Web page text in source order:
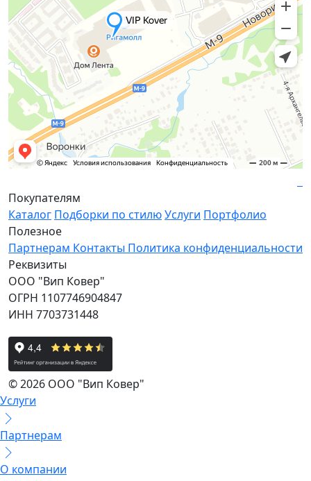
Покупателям
Каталог Подборки по стилюУслуги Портфолио
Полезное
Партнерам Контакты Политика конфиденциальности
Реквизиты
ООО "Вип Ковер"
ОГРН 1107746904847
ИНН 7703731448
© 2026 ООО "Вип Ковер"
Услуги
Партнерам
О компании